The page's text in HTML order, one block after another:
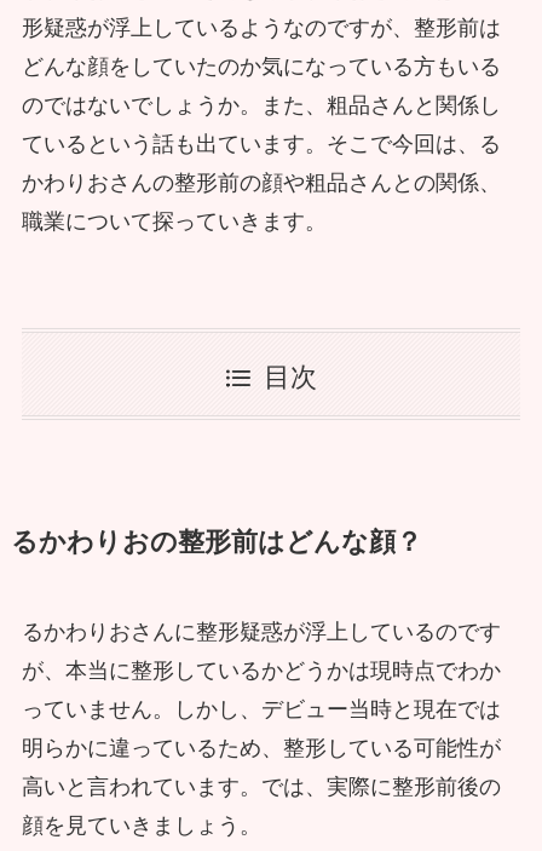
形疑惑が浮上しているようなのですが、整形前は
どんな顔をしていたのか気になっている方もいる
のではないでしょうか。また、粗品さんと関係し
ているという話も出ています。そこで今回は、る
かわりおさんの整形前の顔や粗品さんとの関係、
職業について探っていきます。
目次
るかわりおの整形前はどんな顔？
るかわりおさんに整形疑惑が浮上しているのです
が、本当に整形しているかどうかは現時点でわか
っていません。しかし、デビュー当時と現在では
明らかに違っているため、整形している可能性が
高いと言われています。では、実際に整形前後の
顔を見ていきましょう。